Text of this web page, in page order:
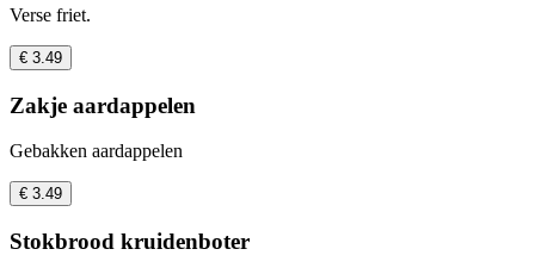
Verse friet.
€ 3.49
Zakje aardappelen
Gebakken aardappelen
€ 3.49
Stokbrood kruidenboter